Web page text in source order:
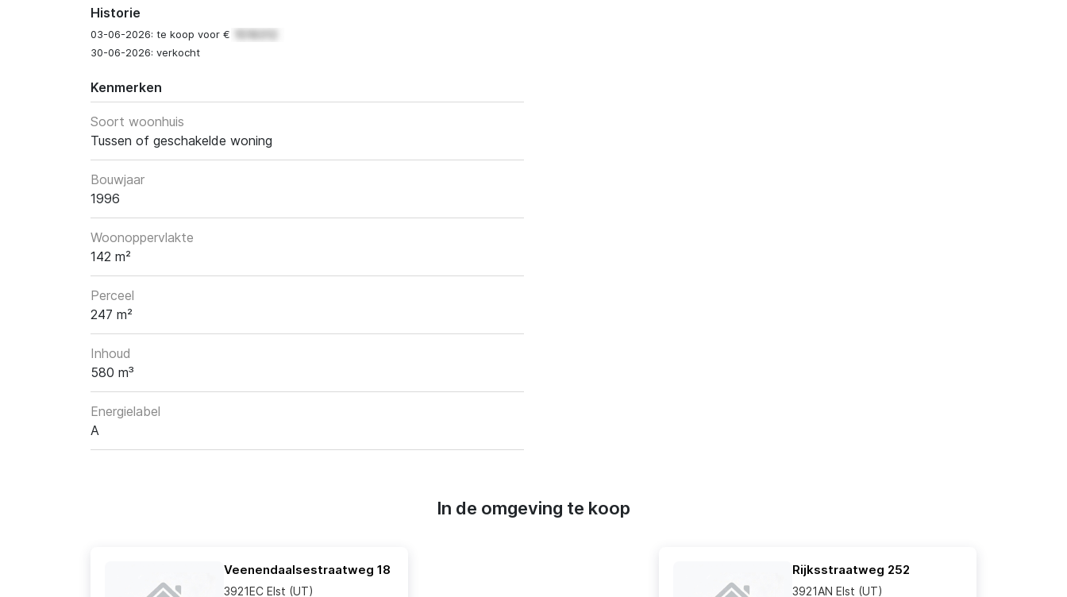
Historie
03-06-2026: te koop voor €
30-06-2026: verkocht
Kenmerken
Soort woonhuis
Tussen of geschakelde woning
Bouwjaar
1996
Woonoppervlakte
142 m²
Perceel
247 m²
Inhoud
580 m³
Energielabel
A
In de omgeving te koop
Veenendaalsestraatweg 18
3921EC Elst (UT)
Rijksstraatweg 252
3921AN Elst (UT)